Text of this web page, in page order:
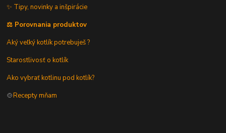
✨ Tipy, novinky a inšpirácie
⚖️ Porovnania produktov
Aký veľký kotlík potrebuješ ?
Starostlivosť o kotlík
Ako vybrať kotlinu pod kotlík?
🍲Recepty mňam